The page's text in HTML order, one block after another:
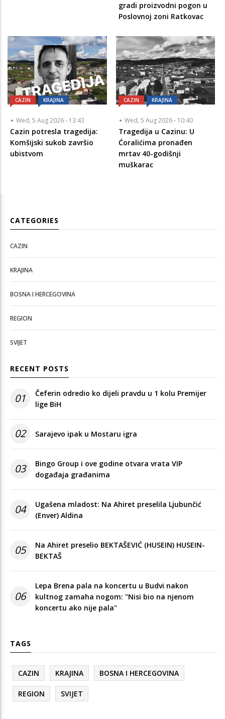
gradi proizvodni pogon u
Poslovnoj zoni Ratkovac
CAZIN KRAJINA
Wed, 5 Aug 2026 - 13:43
Cazin potresla tragedija:
Komšijski sukob završio
ubistvom
CAZIN KRAJINA
Wed, 5 Aug 2026 - 10:40
Tragedija u Cazinu: U
Ćoralićima pronađen
mrtav 40-godišnji
muškarac
CATEGORIES
CAZIN
KRAJINA
BOSNA I HERCEGOVINA
REGION
SVIJET
RECENT POSTS
01
Čeferin odredio ko dijeli pravdu u 1 kolu Premijer
lige BiH
02 Sarajevo ipak u Mostaru igra
03
Bingo Group i ove godine otvara vrata VIP
događaja građanima
04
Ugašena mladost: Na Ahiret preselila Ljubunčić
(Enver) Aldina
05
Na Ahiret preselio BEKTAŠEVIĆ (HUSEIN) HUSEIN-
BEKTAŠ
06
Lepa Brena pala na koncertu u Budvi nakon
kultnog zamaha nogom: "Nisi bio na njenom
koncertu ako nije pala"
TAGS
CAZIN KRAJINA BOSNA I HERCEGOVINA
REGION SVIJET